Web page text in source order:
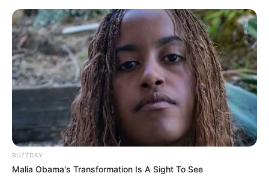
BUZZDAY
Malia Obama's Transformation Is A Sight To See